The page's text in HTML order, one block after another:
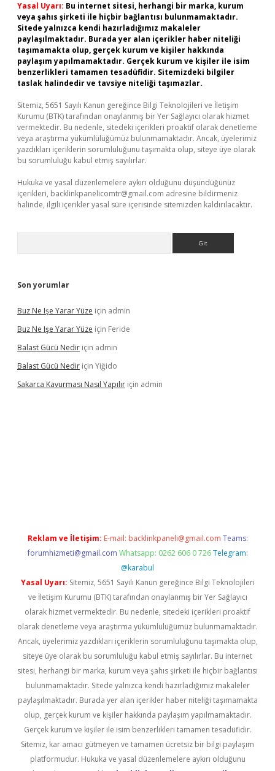
Yasal Uyarı: Bu internet sitesi, herhangi bir marka, kurum
veya şahıs şirketi ile hiçbir bağlantısı bulunmamaktadır.
Sitede yalnızca kendi hazırladığımız makaleler
paylaşılmaktadır. Burada yer alan içerikler haber niteliği
taşımamakta olup, gerçek kurum ve kişiler hakkında
paylaşım yapılmamaktadır. Gerçek kurum ve kişiler ile isim
benzerlikleri tamamen tesadüfidir. Sitemizdeki bilgiler
taslak halindedir ve tavsiye niteliği taşımazlar.
Sitemiz, 5651 Sayılı Kanun gereğince Bilgi Teknolojileri ve İletişim
Kurumu (BTK) tarafından onaylanmış bir Yer Sağlayıcı olarak hizmet
vermektedir. Bu nedenle, sitedeki içerikleri proaktif olarak denetleme
veya araştırma yükümlülüğümüz bulunmamaktadır. Ancak, üyelerimiz
yazdıkları içeriklerin sorumluluğunu taşımakta olup, siteye üye olarak
bu sorumluluğu kabul etmiş sayılırlar.
Hukuka ve yasal düzenlemelere aykırı olduğunu düşündüğünüz
içerikleri, backlinkpanelicomtr@gmail.com adresine bildirmeniz
halinde, ilgili içerikler yasal süre içerisinde sitemizden kaldırılacaktır.
Son yorumlar
Buz Ne Işe Yarar Yüze için admin
Buz Ne Işe Yarar Yüze için Feride
Balast Gücü Nedir için admin
Balast Gücü Nedir için Yiğido
Sakarca Kavurması Nasıl Yapılır için admin
Reklam ve İletişim: E-mail: backlinkpaneli@gmail.com Teams:
forumhizmeti@gmail.com Whatsapp: 0262 606 0 726 Telegram:
@karabul
Yasal Uyarı: Sitemiz, 5651 Sayılı Kanun gereğince Bilgi Teknolojileri
ve İletişim Kurumu (BTK) tarafından onaylanmış bir Yer Sağlayıcı
olarak hizmet vermektedir. Bu nedenle, sitedeki içerikleri proaktif
olarak denetleme veya araştırma yükümlülüğümüz bulunmamaktadır.
Ancak, üyelerimiz yazdıkları içeriklerin sorumluluğunu taşımakta olup,
siteye üye olarak bu sorumluluğu kabul etmiş sayılırlar. Bu internet
sitesi, herhangi bir marka, kurum veya şahıs şirketi ile hiçbir bağlantısı
bulunmamaktadır. Sitede yalnızca kendi hazırladığımız makaleler
paylaşılmaktadır. Burada yer alan içerikler haber niteliği taşımamakta
olup, gerçek kurum ve kişiler hakkında paylaşım yapılmamaktadır.
Gerçek kurum ve kişiler ile isim benzerlikleri tamamen tesadüfidir.
Sitemiz, kar amacı gütmeyen ve tamamen ücretsiz bir bilgi paylaşım
platformudur. Hukuka ve yasal düzenlemelere aykırı olduğunu